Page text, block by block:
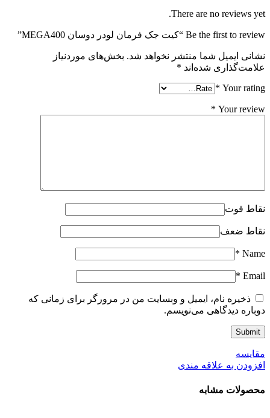
There are no reviews yet.
Be the first to review “کیت جک فرمان لودر دوسان MEGA400”
نشانی ایمیل شما منتشر نخواهد شد. بخش‌های موردنیاز
علامت‌گذاری شده‌اند *
Your rating
*
Your review
*
نقاط قوت
نقاط ضعف
Name
*
Email
*
ذخیره نام، ایمیل و وبسایت من در مرورگر برای زمانی که
دوباره دیدگاهی می‌نویسم.
مقایسه
افزودن به علاقه مندی
محصولات مشابه